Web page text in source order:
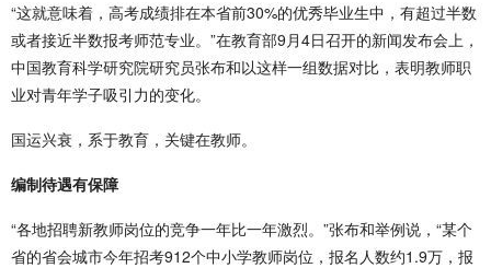
“这就意味着，高考成绩排在本省前30%的优秀毕业生中，有超过半数
或者接近半数报考师范专业。”在教育部9月4日召开的新闻发布会上，
中国教育科学研究院研究员张布和以这样一组数据对比，表明教师职
业对青年学子吸引力的变化。
国运兴衰，系于教育，关键在教师。
编制待遇有保障
“各地招聘新教师岗位的竞争一年比一年激烈。”张布和举例说，“某个
省的省会城市今年招考912个中小学教师岗位，报名人数约1.9万，报